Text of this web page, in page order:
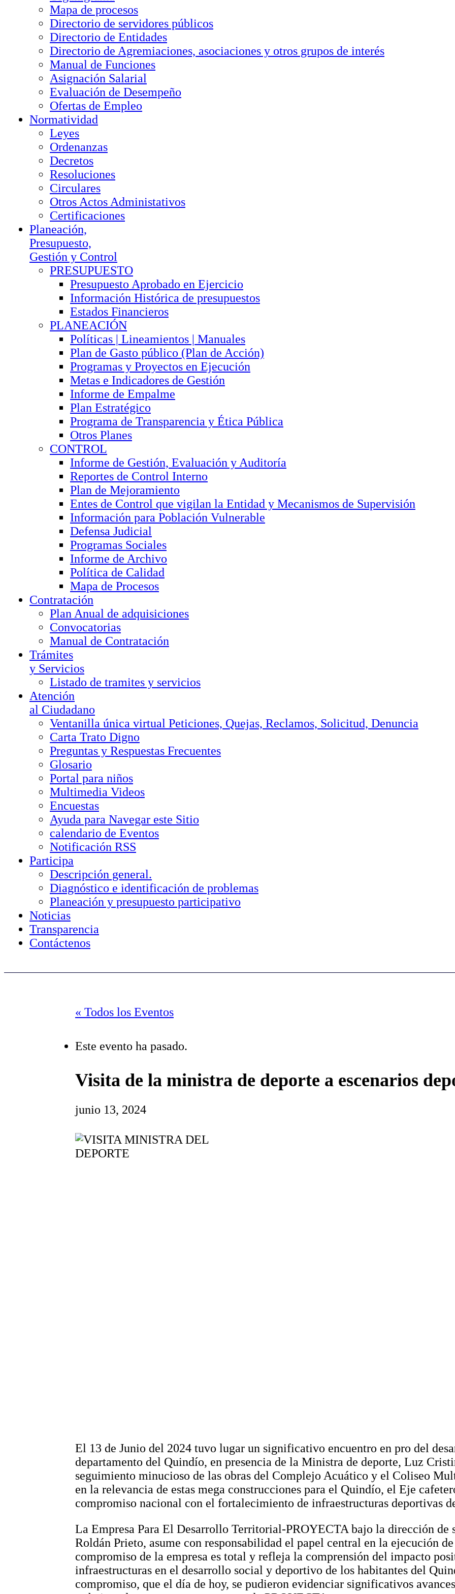
Mapa de procesos
Directorio de servidores públicos
Directorio de Entidades
Directorio de Agremiaciones, asociaciones y otros grupos de interés
Manual de Funciones
Asignación Salarial
Evaluación de Desempeño
Ofertas de Empleo
Normatividad
Leyes
Ordenanzas
Decretos
Resoluciones
Circulares
Otros Actos Administativos
Certificaciones
Planeación,
Presupuesto,
Gestión y Control
PRESUPUESTO
Presupuesto Aprobado en Ejercicio
Información Histórica de presupuestos
Estados Financieros
PLANEACIÓN
Políticas | Lineamientos | Manuales
Plan de Gasto público (Plan de Acción)
Programas y Proyectos en Ejecución
Metas e Indicadores de Gestión
Informe de Empalme
Plan Estratégico
Programa de Transparencia y Ética Pública
Otros Planes
CONTROL
Informe de Gestión, Evaluación y Auditoría
Reportes de Control Interno
Plan de Mejoramiento
Entes de Control que vigilan la Entidad y Mecanismos de Supervisión
Información para Población Vulnerable
Defensa Judicial
Programas Sociales
Informe de Archivo
Política de Calidad
Mapa de Procesos
Contratación
Plan Anual de adquisiciones
Convocatorias
Manual de Contratación
Trámites
y Servicios
Listado de tramites y servicios
Atención
al Ciudadano
Ventanilla única virtual Peticiones, Quejas, Reclamos, Solicitud, Denuncia
Carta Trato Digno
Preguntas y Respuestas Frecuentes
Glosario
Portal para niños
Multimedia Videos
Encuestas
Ayuda para Navegar este Sitio
calendario de Eventos
Notificación RSS
Participa
Descripción general.
Diagnóstico e identificación de problemas
Planeación y presupuesto participativo
Noticias
Transparencia
Contáctenos
« Todos los Eventos
Este evento ha pasado.
Visita de la ministra de deporte a escenarios
junio 13, 2024
El 13 de Junio del 2024 tuvo lugar un significativo encuentro en pro del
departamento del Quindío, en presencia de la Ministra de deporte, Luz
seguimiento minucioso de las obras del Complejo Acuático y el Coliseo
en la relevancia de estas mega construcciones para el Quindío, el Eje
compromiso nacional con el fortalecimiento de infraestructuras deportivas
La Empresa Para El Desarrollo Territorial-PROYECTA bajo la dirección de
Roldán Prieto, asume con responsabilidad el papel central en la ejecución de
compromiso de la empresa es total y refleja la comprensión del impacto
infraestructuras en el desarrollo social y deportivo de los habitantes del
compromiso, que el día de hoy, se pudieron evidenciar significativos